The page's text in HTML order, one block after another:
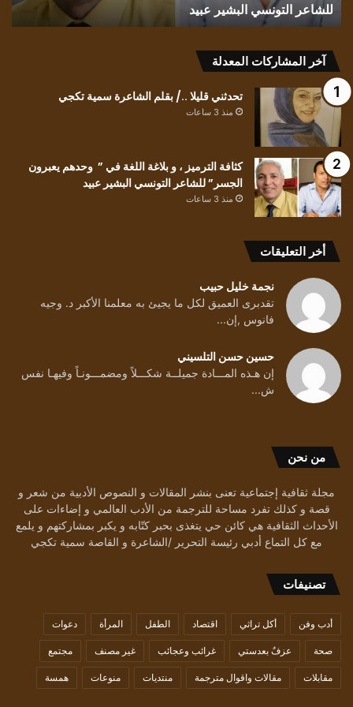
الجسر”
للشاعر
البشير
عبيد
للشاعر التونسي البشير عبيد
آخر المشاركات المعدلة
تحدثني قليلا ../ بقلم الشاعرة سمية تكجي
منذ 3 ساعات
كثافة الترميز ، و بلاغة اللغة في ” وحدهم يعبرون
الجسر” للشاعر التونسي البشير عبيد
منذ 3 ساعات
أخر التعليقات
نجمة خليل حبيب
تقدبرى العميق لكل ما يجيئ به معلمنا الأكبر د. وجيه
فانوس ,إن...
حسين حسن التلسيني
إن هـذه المـــادة جميلــة شكـــلاً ومضمـــونـاً وفيهـا نفس
ش...
من نحن
مجلة ثقافية إجتماعية تعنى بنشر المقالات و النصوص الأدبية من شعر و
قصة و كذلك تفرد مساحة للترجمة من الأدب العالمي و إضاءات على
الأحداث الثقافية هي كائن حي يتغذى بحبر كتّابه و يكبر بمشاركتهم و يلمع
مع كل التماع أدبي رئيسة التحرير /الشاعرة و القاصة سمية تكجي
تصنيفات
أدب وفن أكل تراثي اقتصاد الطفل المرأة دعوات
صحة عزفٌ بعدستي غرائب وعجائب غير مصنف مجتمع
مقابلات مقالات واقوال مترجمة منتديات منوعات همسة